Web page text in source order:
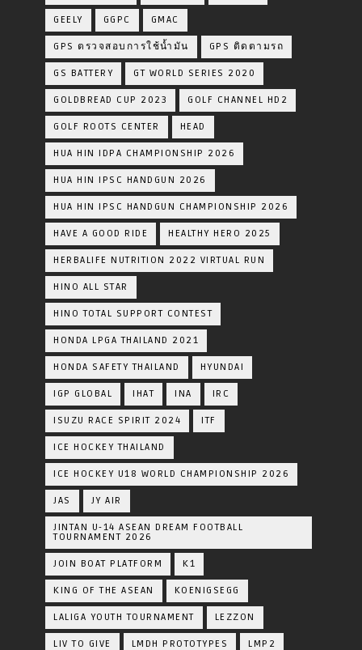
GEELY GGPC GMAC
GPS ตรวจสอบการใช้น้ำมัน GPS ติดตามรถ
GS BATTERY GT WORLD SERIES 2020
GOLDBREAD CUP 2023 GOLF CHANNEL HD2
GOLF ROOTS CENTER HEAD
HUA HIN IDPA CHAMPIONSHIP 2026
HUA HIN IPSC HANDGUN 2026
HUA HIN IPSC HANDGUN CHAMPIONSHIP 2026
HAVE A GOOD RIDE HEALTHY HERO 2025
HERBALIFE NUTRITION 2022 VIRTUAL RUN
HINO ALL STAR
HINO TOTAL SUPPORT CONTEST
HONDA LPGA THAILAND 2021
HONDA SAFETY THAILAND HYUNDAI
IGP GLOBAL IHAT INA IRC
ISUZU RACE SPIRIT 2024 ITF
ICE HOCKEY THAILAND
ICE HOCKEY U18 WORLD CHAMPIONSHIP 2026
JAS JY AIR
JINTAN U-14 ASEAN DREAM FOOTBALL
TOURNAMENT 2026
JOIN BOAT PLATFORM K1
KING OF THE ASEAN KOENIGSEGG
LALIGA YOUTH TOURNAMENT LEZZON
LIV TO GIVE LMDH PROTOTYPES LMP2